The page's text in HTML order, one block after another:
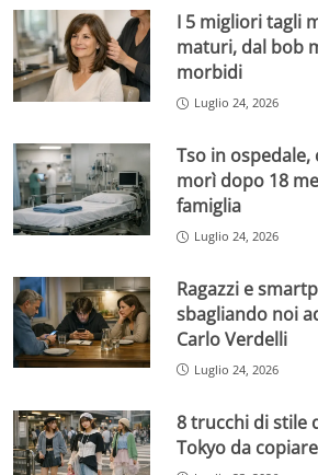
I 5 migliori tagli
maturi, dal bob
morbidi
Luglio 24, 2026
Tso in
morì dopo 18
famiglia
Luglio 24, 2026
Ragazzi e
sbagliando noi
Carlo Verdelli
Luglio 24, 2026
8 trucchi di stile
Tokyo da